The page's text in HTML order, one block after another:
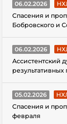
06.02.2026
Спасения и
Бобровского и
06.02.2026
Ассистентский
05.02.2026
Спасения и
февраля